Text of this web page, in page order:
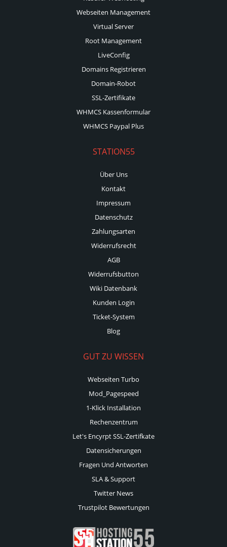
Webseiten Management
Virtual Server
Root Management
LiveConfig
Domains Registrieren
Domain-Robot
SSL-Zertifikate
WHMCS Kassenformular
WHMCS Paypal Plus
STATION55
Über Uns
Kontakt
Impressum
Datenschutz
Zahlungsarten
Widerrufsrecht
AGB
Widerrufsbutton
Wiki Datenbank
Kunden Login
Ticket-System
Blog
GUT ZU WISSEN
Webseiten Turbo
Mod_Pagespeed
1-Klick Installation
Rechenzentrum
Let's Encyrpt SSL-Zertifkate
Datensicherungen
Fragen Und Antworten
SLA & Support
Twitter News
Trustpilot Bewertungen